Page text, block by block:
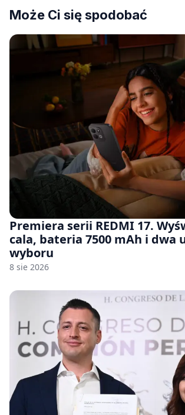
Może Ci się spodobać
Premiera serii REDMI 17.
cala, bateria 7500 mAh i dwa
wyboru
8 sie 2026